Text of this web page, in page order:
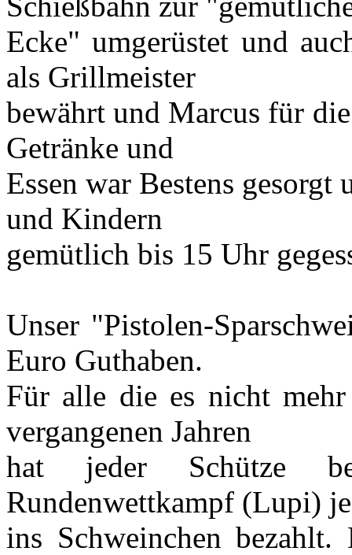
Ecke" umgerüstet und
als Grillmeister
bewährt und Marcus für
Getränke und
Essen war Bestens
und Kindern
gemütlich bis 15 Uhr
Unser "Pistolen-
Euro Guthaben.
Für alle die es nicht
vergangenen Jahren
hat jeder Schütze
Rundenwettkampf (Lupi)
ins Schweinchen